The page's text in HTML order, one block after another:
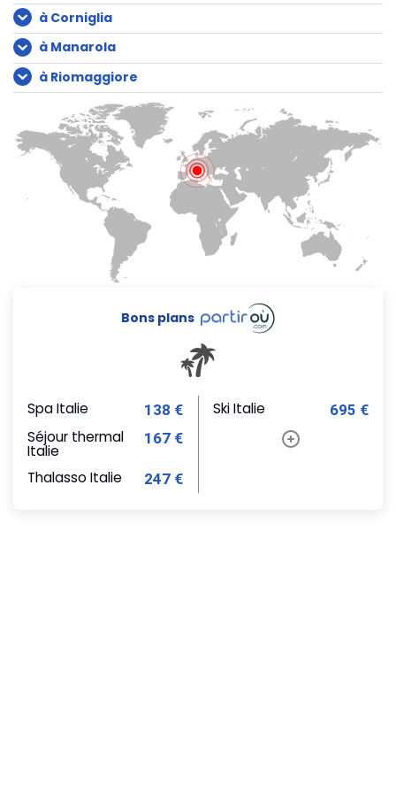
à Corniglia
à Manarola
à Riomaggiore
Bons plans
Spa Italie 138 €
Séjour thermal
Italie
167 €
Thalasso Italie 247 €
Ski Italie 695 €